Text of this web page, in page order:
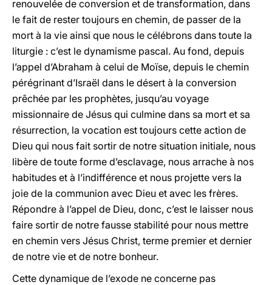
renouvelée de conversion et de transformation, dans
le fait de rester toujours en chemin, de passer de la
mort à la vie ainsi que nous le célébrons dans toute la
liturgie : c’est le dynamisme pascal. Au fond, depuis
l’appel d’Abraham à celui de Moïse, depuis le chemin
pérégrinant d’Israël dans le désert à la conversion
prêchée par les prophètes, jusqu’au voyage
missionnaire de Jésus qui culmine dans sa mort et sa
résurrection, la vocation est toujours cette action de
Dieu qui nous fait sortir de notre situation initiale, nous
libère de toute forme d’esclavage, nous arrache à nos
habitudes et à l’indifférence et nous projette vers la
joie de la communion avec Dieu et avec les frères.
Répondre à l’appel de Dieu, donc, c’est le laisser nous
faire sortir de notre fausse stabilité pour nous mettre
en chemin vers Jésus Christ, terme premier et dernier
de notre vie et de notre bonheur.
Cette dynamique de l’exode ne concerne pas